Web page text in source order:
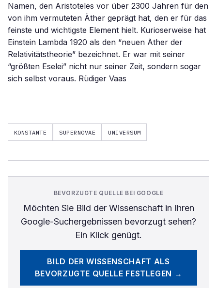
KONSTANTE SUPERNOVAE UNIVERSUM
BEVORZUGTE QUELLE BEI GOOGLE
Möchten Sie Bild der Wissenschaftin Ihren
Google-Suchergebnissen bevorzugt sehen?
Ein Klick genügt.
BILD DER WISSENSCHAFT ALS
BEVORZUGTE QUELLE FESTLEGEN →